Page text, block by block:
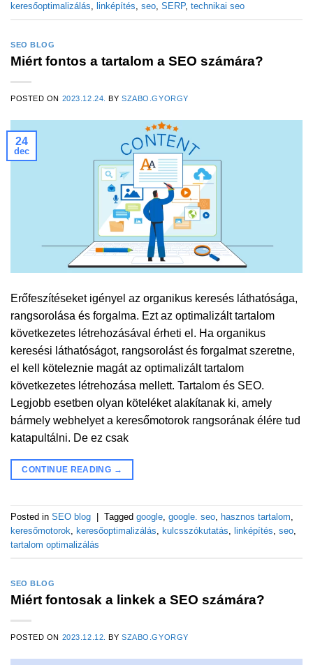
keresőoptimalizálás, linképítés, seo, SERP, technikai seo
SEO BLOG
Miért fontos a tartalom a SEO számára?
POSTED ON 2023.12.24. BYSZABO.GYORGY
24
dec
Erőfeszítéseket igényel az organikus keresés láthatósága,
rangsorolása és forgalma. Ezt az optimalizált tartalom
következetes létrehozásával érheti el. Ha organikus
keresési láthatóságot, rangsorolást és forgalmat szeretne,
el kell köteleznie magát az optimalizált tartalom
következetes létrehozása mellett. Tartalom és SEO.
Legjobb esetben olyan köteléket alakítanak ki, amely
bármely webhelyet a keresőmotorok rangsorának élére tud
katapultálni. De ez csak
CONTINUE READING →
Posted in SEO blog Tagged google, google. seo, hasznos tartalom,
keresőmotorok, keresőoptimalizálás, kulcsszókutatás, linképítés, seo,
tartalom optimalizálás
SEO BLOG
Miért fontosak a linkek a SEO számára?
POSTED ON 2023.12.12. BYSZABO.GYORGY